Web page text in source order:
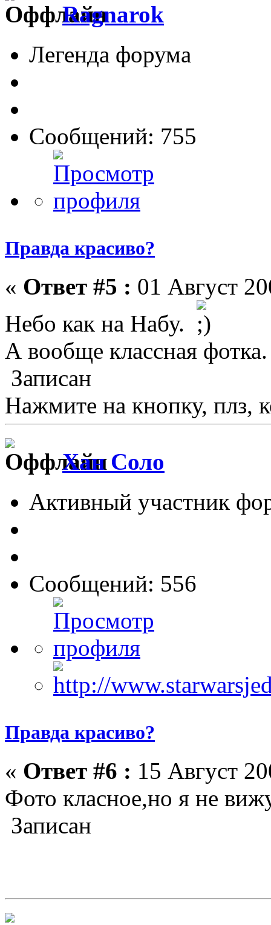
Ragnarok
Легенда форума
Сообщений: 755
Правда красиво?
« Ответ #5 : 01 Август
Небо как на Набу.
А вообще классная фотка.
Записан
Нажмите на кнопку, плз,
Хан Соло
Активный участник
Сообщений: 556
Правда красиво?
« Ответ #6 : 15 Август
Фото класное,но я не
Записан